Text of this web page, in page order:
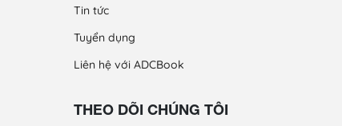
Tin tức
Tuyển dụng
Liên hệ với ADCBook
THEO DÕI CHÚNG TÔI